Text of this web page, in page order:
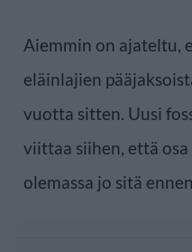
Aiemmin on ajateltu,
eläinlajien
vuotta sitten. Uusi
viittaa siihen, että
olemassa jo sitä